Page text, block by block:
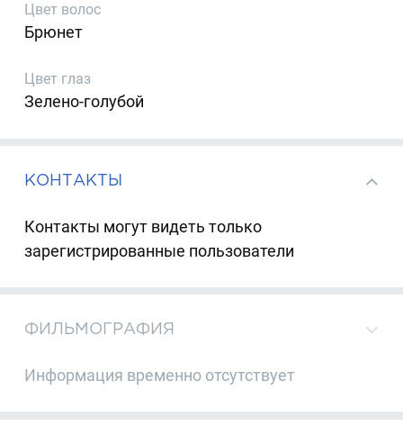
Цвет волос
Брюнет
Цвет глаз
Зелено-голубой
КОНТАКТЫ
Контакты могут видеть только
зарегистрированные пользователи
ФИЛЬМОГРАФИЯ
Информация временно отсутствует